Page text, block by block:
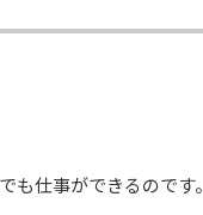
仕事ができるのです。